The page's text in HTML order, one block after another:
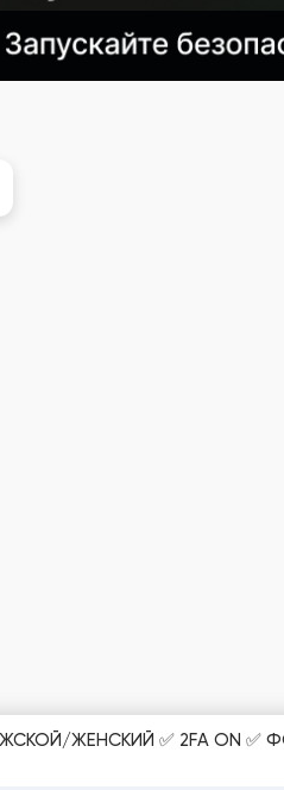
ЖЕНСКИЙ ✅ 2FA ON ✅